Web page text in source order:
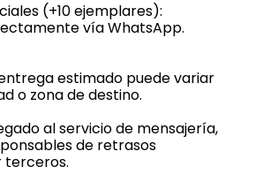
(+10 ejemplares):
vía WhatsApp.
estimado puede variar
o zona de destino.
al servicio de mensajería,
de retrasos
terceros.